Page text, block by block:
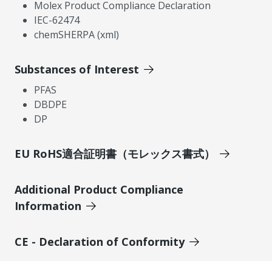
Molex Product Compliance Declaration
IEC-62474
chemSHERPA (xml)
Substances of Interest
PFAS
DBDPE
DP
EU RoHS適合証明書（モレックス書式）
Additional Product Compliance
Information
CE - Declaration of Conformity